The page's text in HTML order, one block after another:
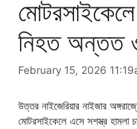
নিহত অন্তত
February 15, 2026
উত্তর নাইজেরিয়ার নাইজার
মোটরসাইকেলে এসে সশস্ত্র